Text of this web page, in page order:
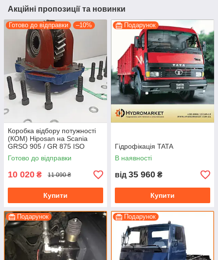
Акційні пропозиції та новинки
Готово до відправки –10%
Коробка відбору потужності
(КОМ) Hiposan на Scania
GRSO 905 / GR 875 ISO
(пневматична)
Готово до відправки
10 020 ₴ 11 090 ₴
Купити
Подарунок
Гідрофікація TATA
В наявності
від 35 960 ₴
Купити
Подарунок Подарунок